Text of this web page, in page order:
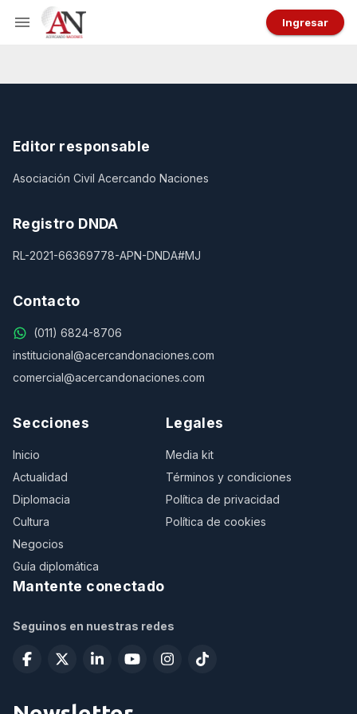
Ingresar
Editor responsable
Asociación Civil Acercando Naciones
Registro DNDA
RL-2021-66369778-APN-DNDA#MJ
Contacto
(011) 6824-8706
institucional@acercandonaciones.com
comercial@acercandonaciones.com
Secciones
Inicio
Actualidad
Diplomacia
Cultura
Negocios
Guía diplomática
Legales
Media kit
Términos y condiciones
Política de privacidad
Política de cookies
Mantente conectado
Seguinos en nuestras redes